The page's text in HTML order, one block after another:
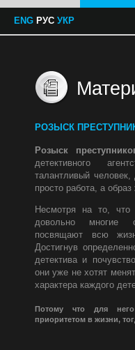
ENG РУС УКР
РОЗЫСК
Розыск
детективного
талантливый человек,
просто работа, а образ
Несмотря на то, что
довольно многие
посвящают всю
Достигнув
детектива и
они уже не хотят
характера каждого
Потому что для него
приоритетом в жизни,